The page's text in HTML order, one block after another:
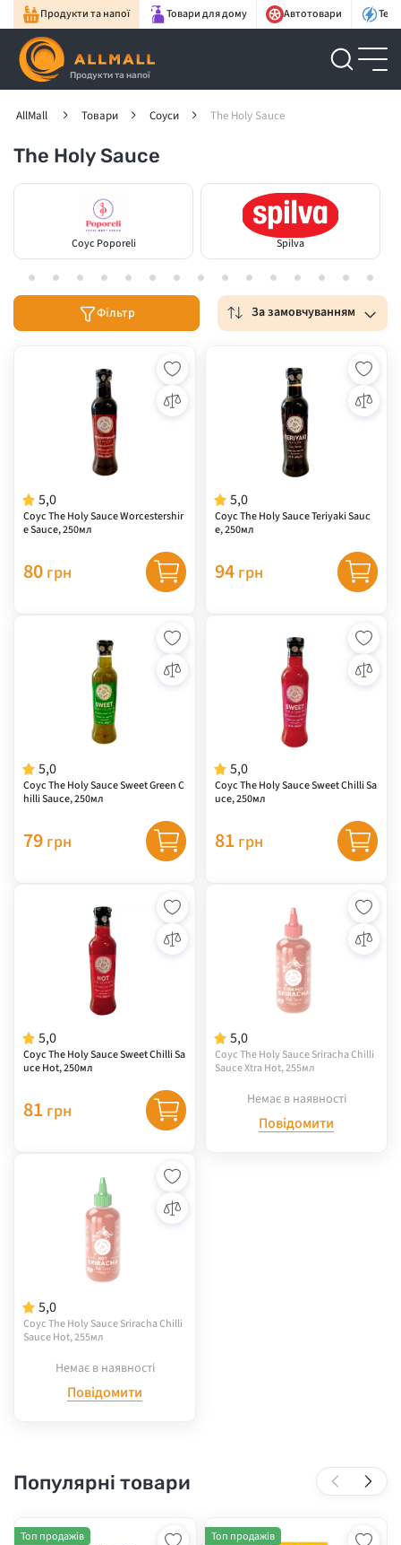
Продукти та напої Товари для дому Автотовари
Продукти та напої
AllMall Товари Соуси The Holy Sauce
The Holy Sauce
Соус Poporeli Spilva
Фільтр За замовчуванням
5,0
Соус The Holy Sauce Worcestershir
e Sauce, 250мл
80 грн
5,0
Соус The Holy Sauce Teriyaki Sauc
e, 250мл
94 грн
5,0
Соус The Holy Sauce Sweet Green C
hilli Sauce, 250мл
79 грн
5,0
Соус The Holy Sauce Sweet Chilli Sa
uce, 250мл
81 грн
5,0
Соус The Holy Sauce Sweet Chilli Sa
uce Hot, 250мл
81 грн
5,0
Соус The Holy Sauce Sriracha Chilli
Sauce Xtra Hot, 255мл
Немає в наявності
Повідомити
5,0
Соус The Holy Sauce Sriracha Chilli
Sauce Hot, 255мл
Немає в наявності
Повідомити
Популярні товари
Топ продажів Топ продажів